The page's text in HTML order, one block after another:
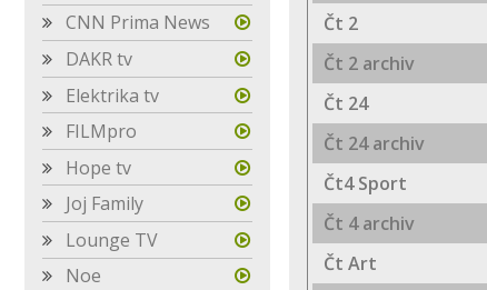
CNN Prima News
DAKR tv
Elektrika tv
FILMpro
Hope tv
Joj Family
Lounge TV
Noe
Čt 2
Čt 2 archiv
Čt 24
Čt 24 archiv
Čt4 Sport
Čt 4 archiv
Čt Art